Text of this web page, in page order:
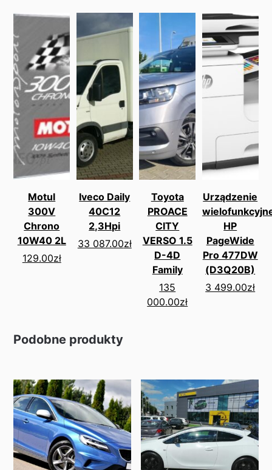
Motul
300V
Chrono
10W40 2L
129.00zł
Iveco Daily
40C12
2,3Hpi
33 087.00zł
Toyota
PROACE
CITY
VERSO 1.5
D-4D
Family
135
000.00zł
Urządzenie
HP
PageWide
Pro 477DW
(D3Q20B)
3 499.00zł
Podobne produkty